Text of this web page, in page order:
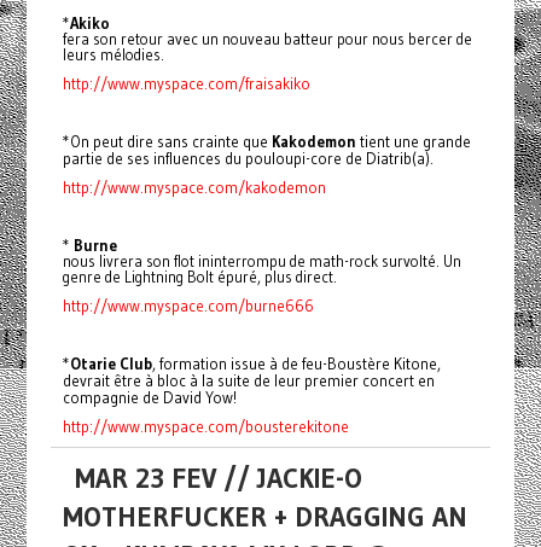
*Akiko
fera son retour avec un nouveau batteur pour nous bercer de
leurs mélodies.
http://www.myspace.com/fraisakiko
*On peut dire sans crainte que Kakodemon tient une grande
partie de ses influences du pouloupi-core de Diatrib(a).
http://www.myspace.com/kakodemon
* Burne
nous livrera son flot ininterrompu de math-rock survolté. Un
genre de Lightning Bolt épuré, plus direct.
http://www.myspace.com/burne666
*Otarie Club, formation issue à de feu-Boustère Kitone,
devrait être à bloc à la suite de leur premier concert en
compagnie de David Yow!
http://www.myspace.com/bousterekitone
MAR 23 FEV // JACKIE-O
MOTHERFUCKER + DRAGGING AN